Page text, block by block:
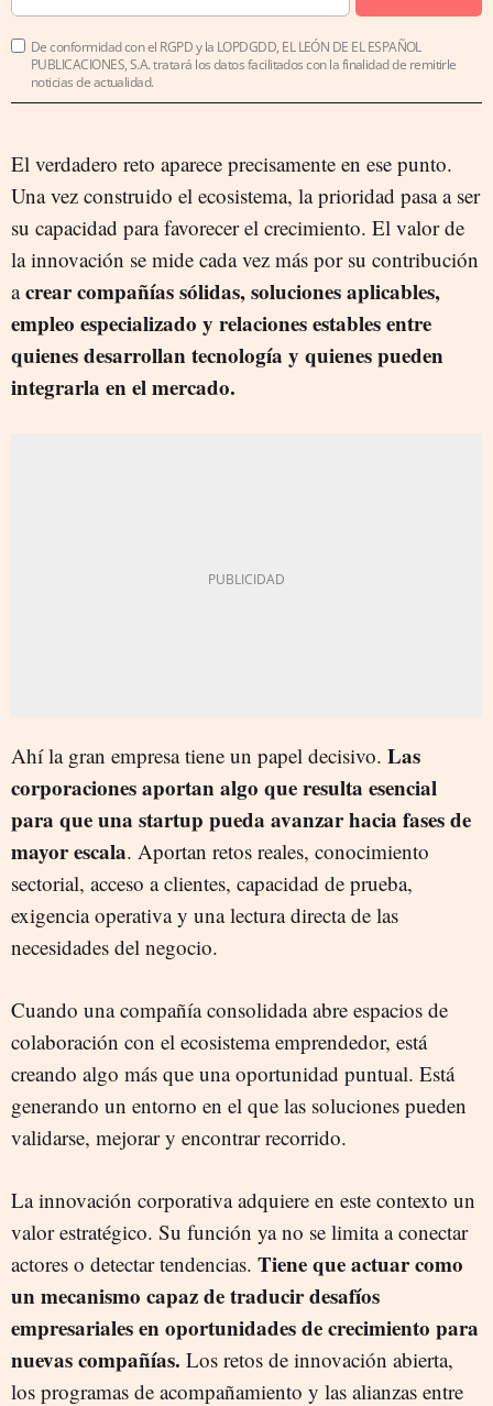
De conformidad con el RGPD y la LOPDGDD, EL LEÓN DE EL ESPAÑOL
PUBLICACIONES, S.A. tratará los datos facilitados con la finalidad de remitirle
noticias de actualidad.
El verdadero reto aparece precisamente en ese punto.
Una vez construido el ecosistema, la prioridad pasa a ser
su capacidad para favorecer el crecimiento. El valor de
la innovación se mide cada vez más por su contribución
acrear compañías sólidas, soluciones aplicables,
empleo especializado y relaciones estables entre
quienes desarrollan tecnología y quienes pueden
integrarla en el mercado.
Ahí la gran empresa tiene un papel decisivo. Las
corporaciones aportan algo que resulta esencial
para que una startup pueda avanzar hacia fases de
mayor escala. Aportan retos reales, conocimiento
sectorial, acceso a clientes, capacidad de prueba,
exigencia operativa y una lectura directa de las
necesidades del negocio.
Cuando una compañía consolidada abre espacios de
colaboración con el ecosistema emprendedor, está
creando algo más que una oportunidad puntual. Está
generando un entorno en el que las soluciones pueden
validarse, mejorar y encontrar recorrido.
La innovación corporativa adquiere en este contexto un
valor estratégico. Su función ya no se limita a conectar
actores o detectar tendencias. Tiene que actuar como
un mecanismo capaz de traducir desafíos
empresariales en oportunidades de crecimiento para
nuevas compañías. Los retos de innovación abierta,
los programas de acompañamiento y las alianzas entre